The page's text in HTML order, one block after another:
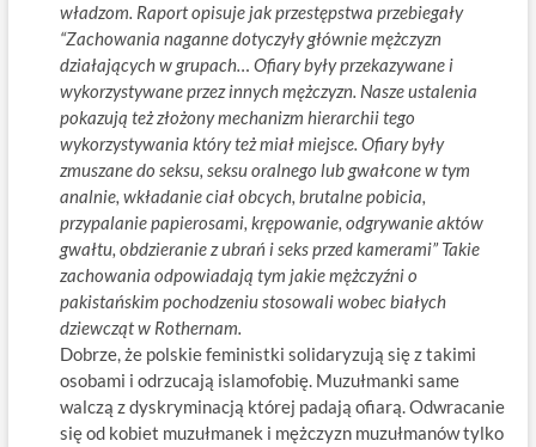
władzom. Raport opisuje jak przestępstwa przebiegały
“Zachowania naganne dotyczyły głównie mężczyzn
działających w grupach… Ofiary były przekazywane i
wykorzystywane przez innych mężczyzn. Nasze ustalenia
pokazują też złożony mechanizm hierarchii tego
wykorzystywania który też miał miejsce. Ofiary były
zmuszane do seksu, seksu oralnego lub gwałcone w tym
analnie, wkładanie ciał obcych, brutalne pobicia,
przypalanie papierosami, krępowanie, odgrywanie aktów
gwałtu, obdzieranie z ubrań i seks przed kamerami” Takie
zachowania odpowiadają tym jakie mężczyźni o
pakistańskim pochodzeniu stosowali wobec białych
dziewcząt w Rothernam.
Dobrze, że polskie feministki solidaryzują się z takimi
osobami i odrzucają islamofobię. Muzułmanki same
walczą z dyskryminacją której padają ofiarą. Odwracanie
się od kobiet muzułmanek i mężczyzn muzułmanów tylko